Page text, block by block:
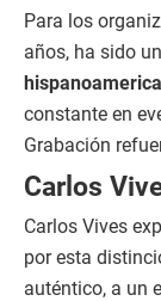
Para los
años, ha sido
constante en
Grabación
Carlos
Carlos Vives
por esta
auténtico, a un